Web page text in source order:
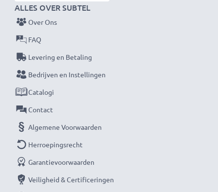
gebruik volledig op voor optimale prestaties en
levensduur.
Mis nooit meer een moment met deze slimme,
nu met snelle levering en 3 jaar garantie!
ALLES OVER SUBTEL
Over Ons
FAQ
Levering en Betaling
Bedrijven en Instellingen
Catalogi
Contact
Algemene Voorwaarden
Herroepingsrecht
Garantievoorwaarden
Veiligheid & Certificeringen